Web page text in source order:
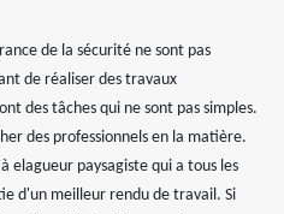
de la sécurité ne sont pas
de réaliser des travaux
des tâches qui ne sont pas simples.
des professionnels en la matière.
elagueur paysagiste qui a tous les
d'un meilleur rendu de travail. Si